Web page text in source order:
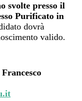
svolte presso il
Purificato in
dovrà
valido.